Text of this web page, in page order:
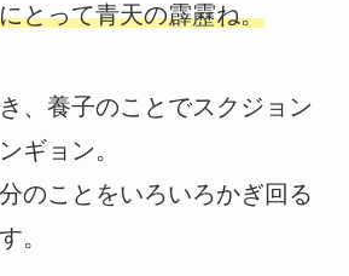
とって青天の霹靂ね。
、養子のことでスクジョン
ギョン。
のことをいろいろかぎ回る
。